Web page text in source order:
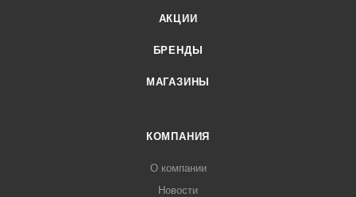
АКЦИИ
БРЕНДЫ
МАГАЗИНЫ
КОМПАНИЯ
О компании
Новости